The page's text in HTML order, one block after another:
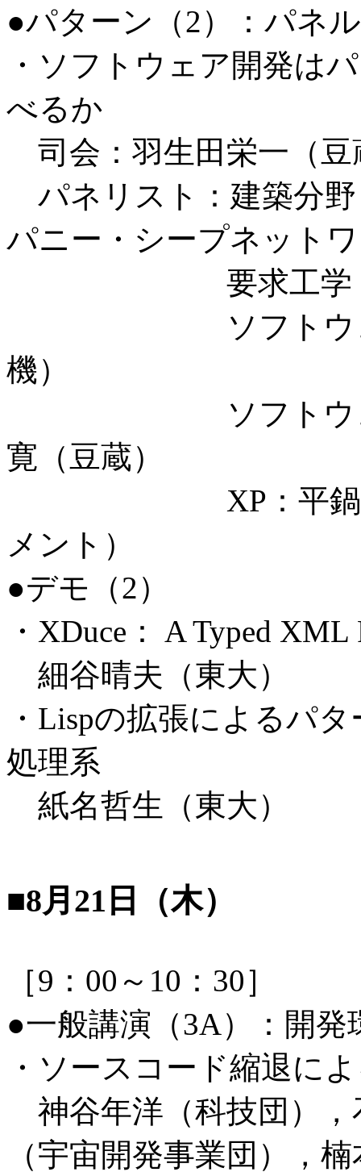
●パターン（2）：パネ
・ソフトウェア開発は
べるか
司会：羽生田栄一（豆
パネリスト：建築分
パニー・シープネット
要求工学：妻木
ソフトウェアパ
機）
ソフトウェア
寛（豆蔵）
XP：平鍋健児
メント）
●デモ（2）
・XDuce： A Typed XML
細谷晴夫（東大）
・Lispの拡張によるパ
処理系
紙名哲生（東大）
■8月21日（木）
［9：00～10：30］
●一般講演（3A）：開
・ソースコード縮退に
神谷年洋（科技団）
（宇宙開発事業団），